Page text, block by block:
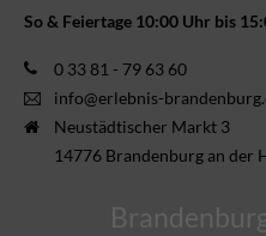
So & Feiertage 10:00 Uhr bis
0 33 81 - 79 63 60
info@erlebnis-
Neustädtischer Markt 3
14776 Brandenburg an der